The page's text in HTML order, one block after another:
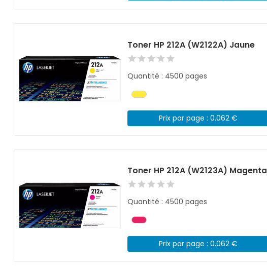
Toner HP 212A (W2122A) Jaune
Quantité : 4500 pages
Prix par page : 0.062 €
Toner HP 212A (W2123A) Magenta
Quantité : 4500 pages
Prix par page : 0.062 €